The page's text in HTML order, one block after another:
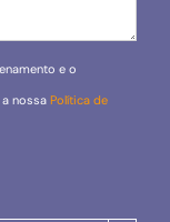
e o
nossa Política de